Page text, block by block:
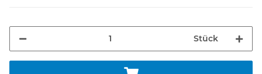
Stück